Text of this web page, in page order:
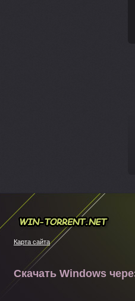
Карта сайта
Скачать Windows